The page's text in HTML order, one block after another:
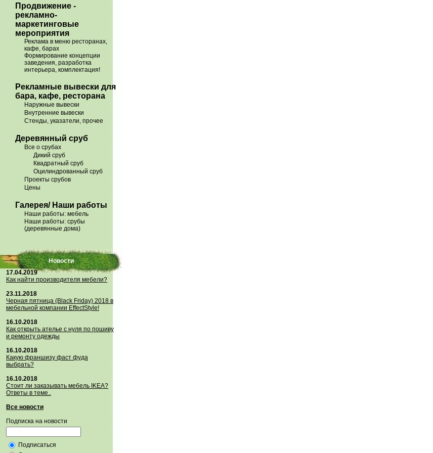
Продвижение -
рекламно-
маркетинговые
мероприятия
Реклама в меню ресторанах,
кафе, барах
Формирование концепции
заведения, разработка
интерьера, комплектация!
Рекламные вывески для
бара, кафе, ресторана
Наружные вывески
Внутренние вывески
Стенды, указатели, прочее
Деревянный сруб
Все о срубах
Дикий сруб
Квадратный сруб
Оцилиндрованный сруб
Проекты срубов
Цены
Галерея/ Наши работы
Наши работы: мебель
Наши работы: срубы
(деревянные дома)
Новости
17.04.2019
Как найти производителя мебели?
23.11.2018
Черная пятница (Black Friday) 2018 в
мебельной компании EffectStyle!
16.10.2018
Как открыть ателье с нуля по пошиву
и ремонту одежды
16.10.2018
Какую франшизу фаст фуда
выбрать?
16.10.2018
Стoит ли заказывать мебель IKEA?
Ответы в теме..
Все новости
Подписка на новости
Подписаться